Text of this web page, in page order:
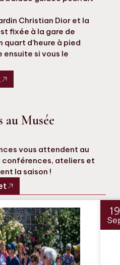
Christian Dior et la
fixée à la gare de
d’heure à pied
ensuite si vous le
au Musée
vous attendent au
conférences, ateliers et
la saison !
19